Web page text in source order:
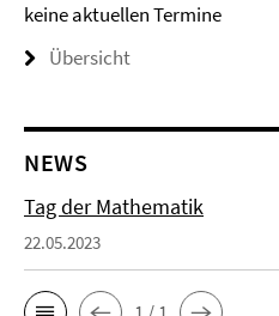
keine aktuellen Termine
Übersicht
NEWS
Tag der Mathematik
22.05.2023